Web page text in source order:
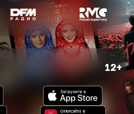
12+